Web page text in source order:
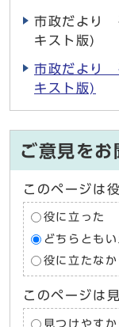
市政だより
キスト版)
市政だより
キスト版)
ご意見をお
このページは
役に立った
どちらとも
役に立たなか
このページは
見つけやすか